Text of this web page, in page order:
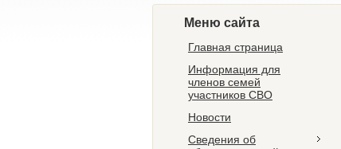
Меню сайта
Главная страница
Информация для
членов семей
участников СВО
Новости
Сведения об